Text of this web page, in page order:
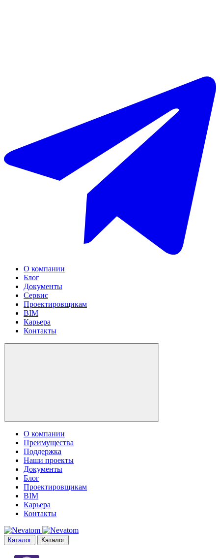
О компании
Блог
Документы
Сервис
Проектировщикам
BIM
Карьера
Контакты
О компании
Преимущества
Поддержка
Наши проекты
Документы
Блог
Проектировщикам
BIM
Карьера
Контакты
Каталог Каталог